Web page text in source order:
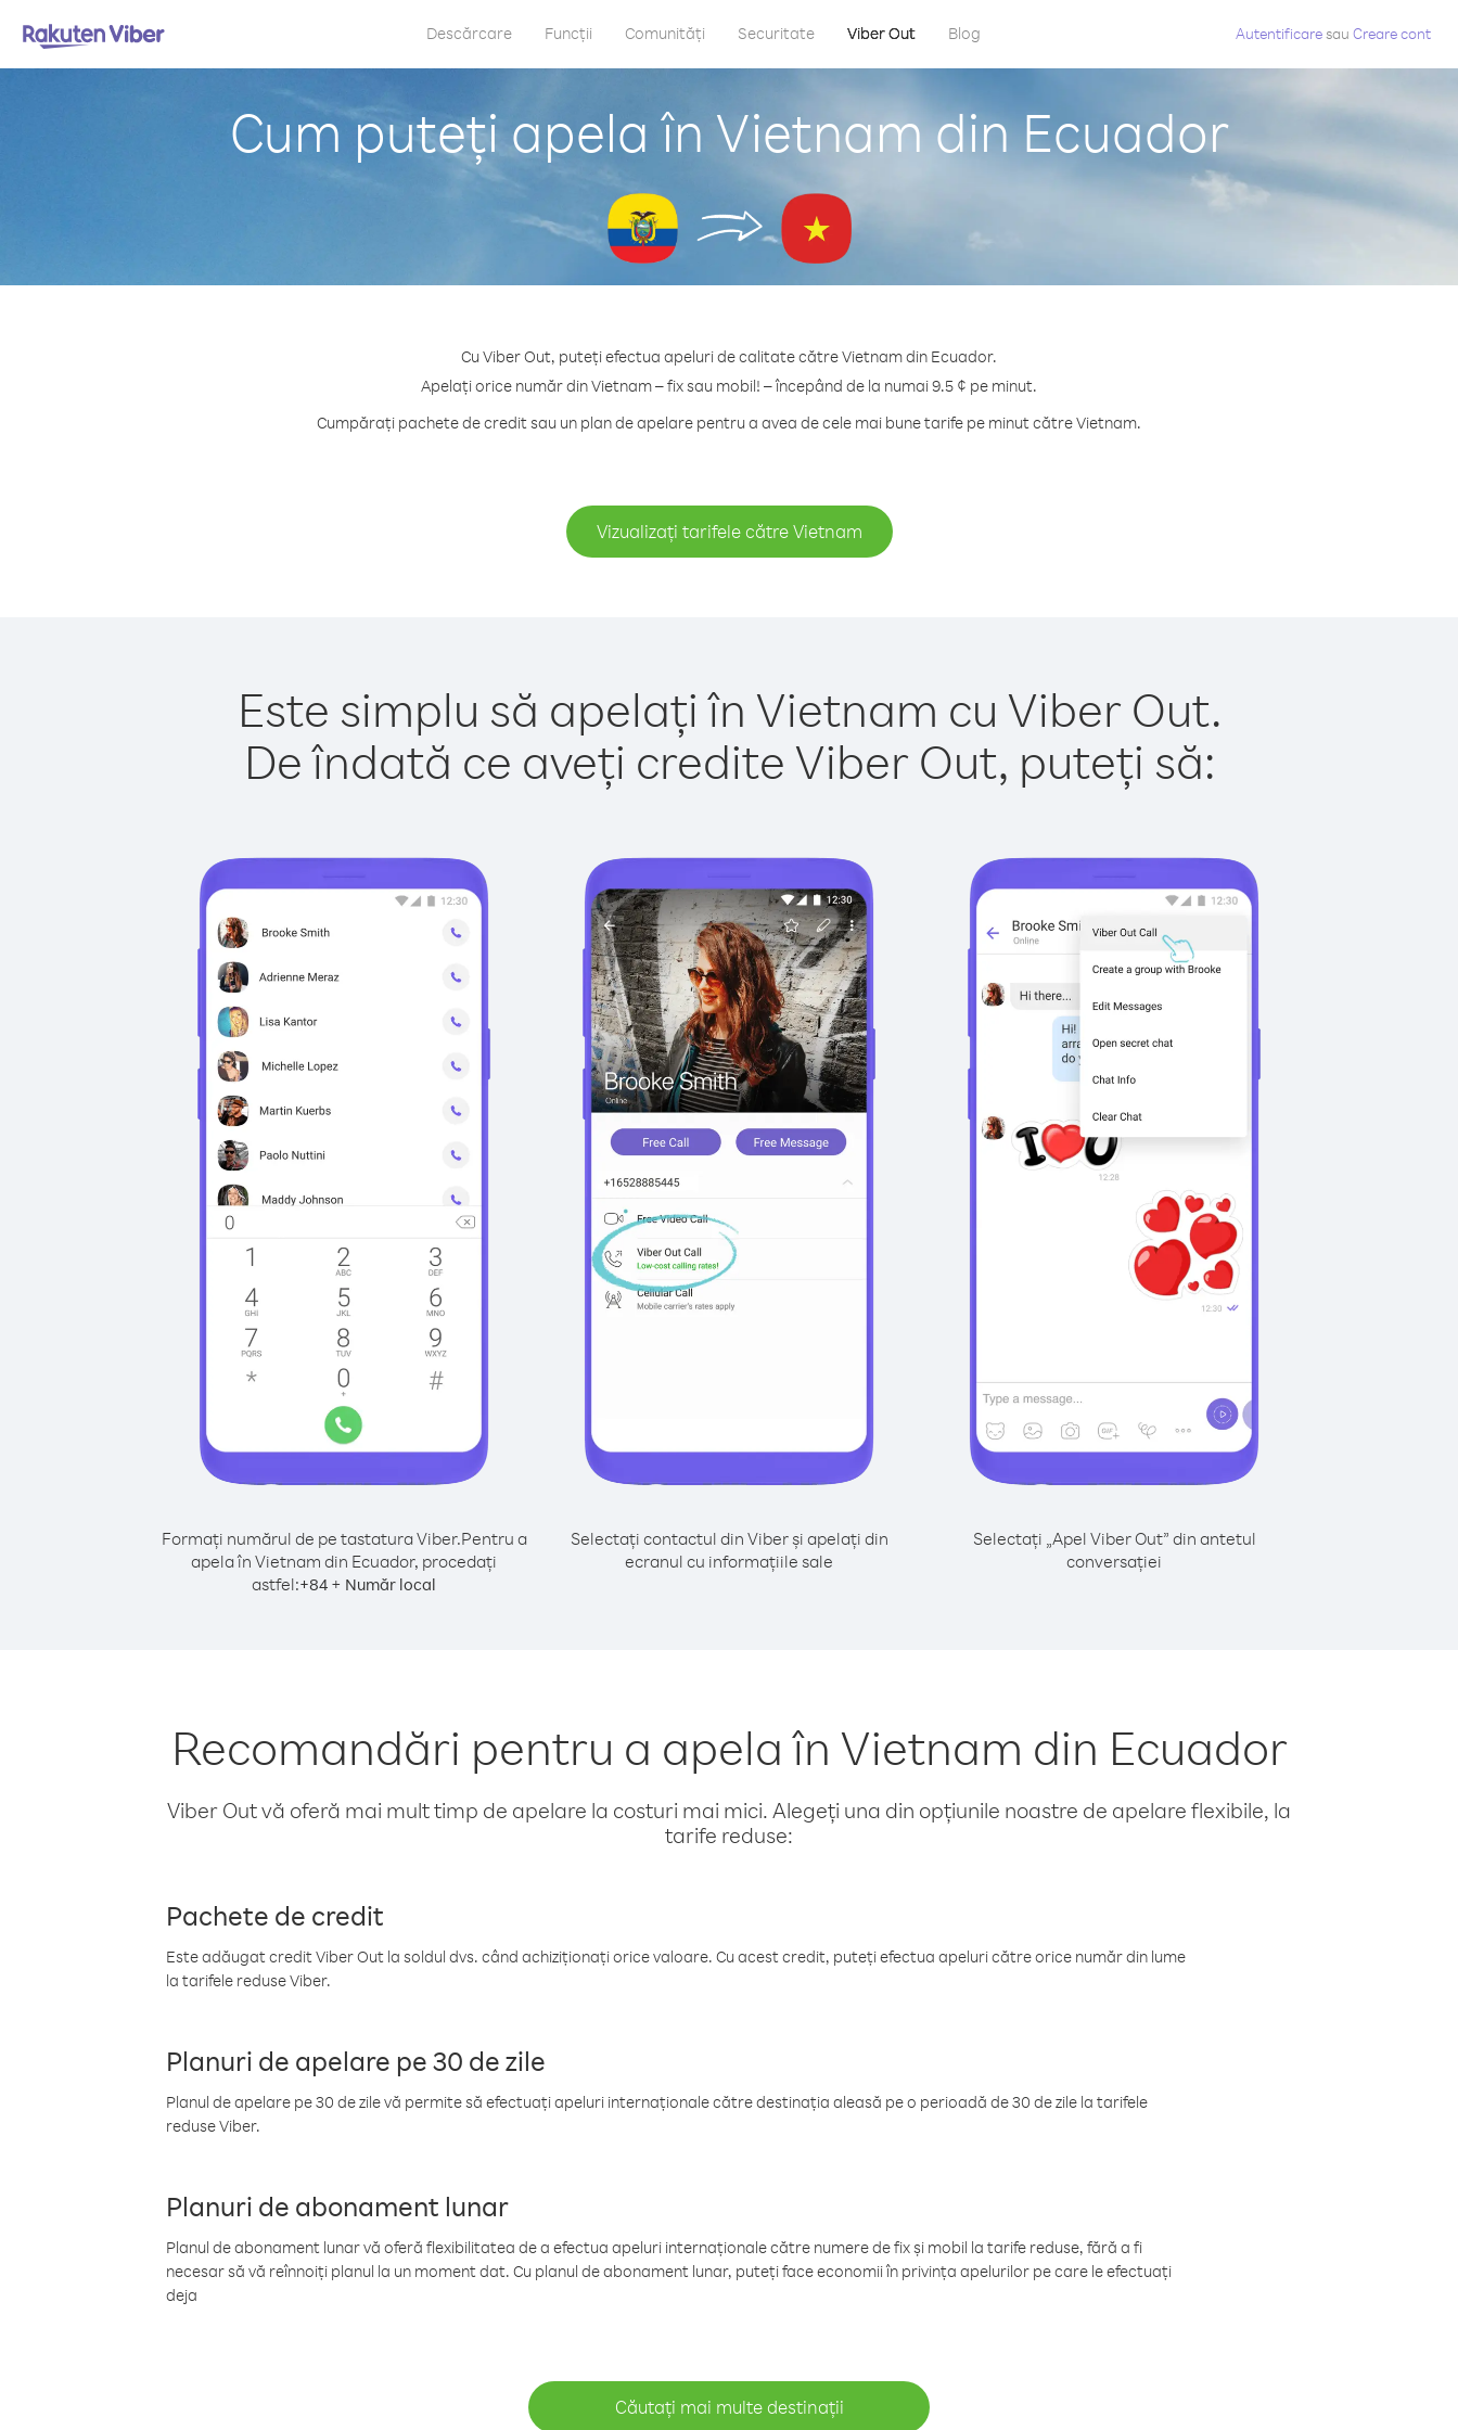
Descărcare Funcții Comunități Securitate Viber Out Blog Autentificaresau Creare cont
Cum puteți apela în Vietnam din Ecuador
Cu Viber Out, puteți efectua apeluri de calitate către Vietnam din Ecuador.
Apelați orice număr din Vietnam – fix sau mobil! – începând de la numai 9.5 ¢ pe minut.
Cumpărați pachete de credit sau un plan de apelare pentru a avea de cele mai bune tarife pe minut către Vietnam.
Vizualizați tarifele către Vietnam
Este simplu să apelați în Vietnam cu Viber Out.
De îndată ce aveți credite Viber Out, puteți să:
Formați numărul de pe tastatura Viber.Pentru a
apela în Vietnam din Ecuador, procedați
astfel:+84 + Număr local
Selectați contactul din Viber și apelați din
ecranul cu informațiile sale
Selectați „Apel Viber Out” din antetul
conversației
Recomandări pentru a apela în Vietnam din Ecuador
Viber Out vă oferă mai mult timp de apelare la costuri mai mici. Alegeți una din opțiunile noastre de apelare flexibile, la
tarife reduse:
Pachete de credit
Este adăugat credit Viber Out la soldul dvs. când achiziționați orice valoare. Cu acest credit, puteți efectua apeluri către orice număr din lume
la tarifele reduse Viber.
Planuri de apelare pe 30 de zile
Planul de apelare pe 30 de zile vă permite să efectuați apeluri internaționale către destinația aleasă pe o perioadă de 30 de zile la tarifele
reduse Viber.
Planuri de abonament lunar
Planul de abonament lunar vă oferă flexibilitatea de a efectua apeluri internaționale către numere de fix și mobil la tarife reduse, fără a fi
necesar să vă reînnoiți planul la un moment dat. Cu planul de abonament lunar, puteți face economii în privința apelurilor pe care le efectuați
deja
Căutați mai multe destinații